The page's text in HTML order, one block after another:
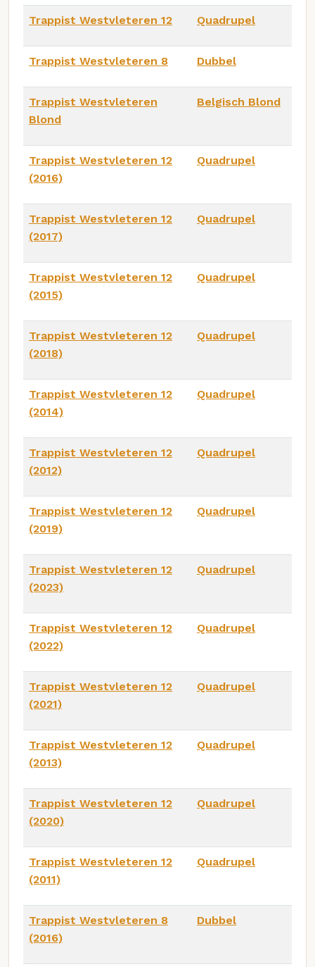
Trappist Westvleteren 12 Quadrupel
Trappist Westvleteren 8 Dubbel
Trappist Westvleteren
Blond
Belgisch Blond
Trappist Westvleteren 12
(2016)
Quadrupel
Trappist Westvleteren 12
(2017)
Quadrupel
Trappist Westvleteren 12
(2015)
Quadrupel
Trappist Westvleteren 12
(2018)
Quadrupel
Trappist Westvleteren 12
(2014)
Quadrupel
Trappist Westvleteren 12
(2012)
Quadrupel
Trappist Westvleteren 12
(2019)
Quadrupel
Trappist Westvleteren 12
(2023)
Quadrupel
Trappist Westvleteren 12
(2022)
Quadrupel
Trappist Westvleteren 12
(2021)
Quadrupel
Trappist Westvleteren 12
(2013)
Quadrupel
Trappist Westvleteren 12
(2020)
Quadrupel
Trappist Westvleteren 12
(2011)
Quadrupel
Trappist Westvleteren 8
(2016)
Dubbel